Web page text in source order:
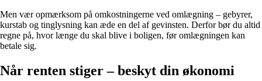
Men vær opmærksom på omkostningerne ved omlægning – gebyrer,
kurstab og tinglysning kan æde en del af gevinsten. Derfor bør du altid
regne på, hvor længe du skal blive i boligen, før omlægningen kan
betale sig.
Når renten stiger – beskyt din økonomi